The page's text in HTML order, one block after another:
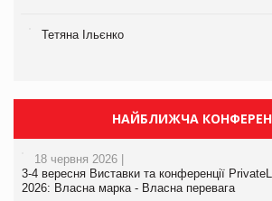
Тетяна Ільєнко
НАЙБЛИЖЧА
18 червня 2026 |
3-4 вересня Виставки та конференції
2026: Власна марка - Власна перевага